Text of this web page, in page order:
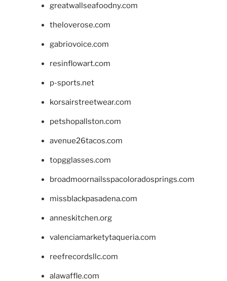
greatwallseafoodny.com
theloverose.com
gabriovoice.com
resinflowart.com
p-sports.net
korsairstreetwear.com
petshopallston.com
avenue26tacos.com
topgglasses.com
broadmoornailsspacoloradosprings.com
missblackpasadena.com
anneskitchen.org
valenciamarketytaqueria.com
reefrecordsllc.com
alawaffle.com